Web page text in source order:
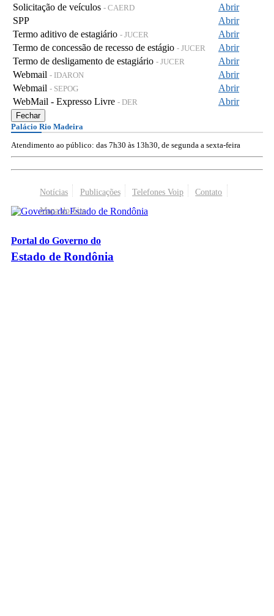
Solicitação de veículos - CAERD
Abrir
SPP
Abrir
Termo aditivo de estagiário - JUCER
Abrir
Termo de concessão de recesso de estágio - JUCER
Abrir
Termo de desligamento de estagiário - JUCER
Abrir
Webmail - IDARON
Abrir
Webmail - SEPOG
Abrir
WebMail - Expresso Livre - DER Abrir
Fechar
Palácio Rio Madeira
Atendimento ao público: das 7h30 às 13h30, de segunda a sexta-feira
Notícias Publicações Telefones Voip
Contato
Mapa do Site
Portal do Governo do
Estado de Rondônia